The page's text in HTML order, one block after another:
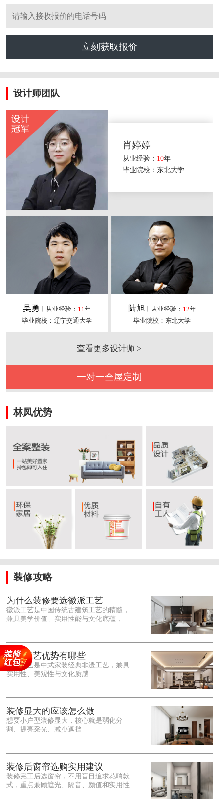
立刻获取报价
设计师团队
肖婷婷
从业经验： 10年
毕业院校：东北大学
吴勇 丨从业经验： 11年
毕业院校：辽宁交通大学
陆旭丨从业经验： 12年
毕业院校：东北大学
查看更多设计师 >
一对一全屋定制
林凤优势
装修攻略
为什么装修要选徽派工艺
徽派工艺是中国传统古建筑工艺的精髓，
兼具美学价值、实用性能与文化底蕴，优
雕细琢的砖、木、石雕为特色，线条古朴
大气，意境悠远，自带东方中式雅致韵
味，耐看且不易过时。<o:p></o:p> 在工
艺品质上，徽派工艺遵循古法匠心工序，
保耐用，抗风化、耐腐蚀，使用
徽派工艺优势有哪些
徽派工艺是中式家装经典非遗工艺，兼具
实用性、美观性与文化质感
装修显大的应该怎么做
想要小户型装修显大，核心就是弱化分
割、提亮采光、减少遮挡
装修后窗帘选购实用建议
装修完工后选窗帘，不用盲目追求花哨款
式，重点兼顾遮光、隔音、颜值和实用性